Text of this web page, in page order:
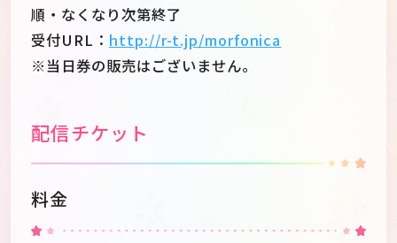
順・なくなり次第終了
受付URL： http://r-t.jp/morfonica
※当日券の販売はございません。
配信チケット
料金